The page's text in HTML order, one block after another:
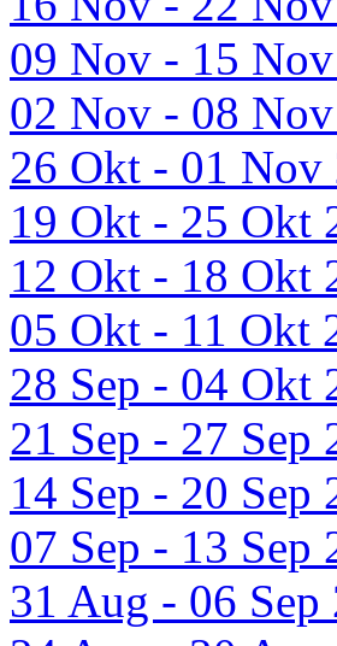
09 Nov - 15
02 Nov - 08
26 Okt - 01 Nov
19 Okt - 25 Okt
12 Okt - 18 Okt
05 Okt - 11 Okt
28 Sep - 04 Okt
21 Sep - 27 Sep
14 Sep - 20 Sep
07 Sep - 13 Sep
31 Aug - 06 Sep